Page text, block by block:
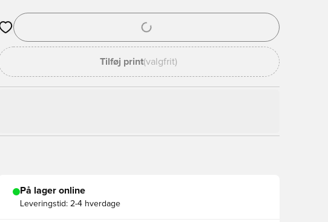
Åbner en Modal til at logge ind eller tilmelde dig som medlem
Tilføj print(valgfrit)
På lager online
Leveringstid: 2-4 hverdage